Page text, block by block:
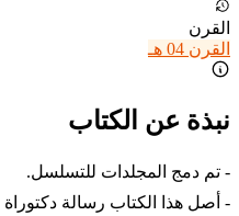
القرن
القرن 04 هـ
نبذة عن الكتاب
- تم دمج المجلدات للتسلسل.
- أصل هذا الكتاب رسالة دكتوراة من